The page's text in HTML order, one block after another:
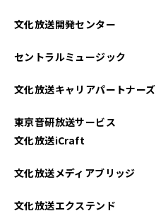
文化放送開発センター
セントラルミュージック
文化放送キャリアパートナーズ
東京音研放送サービス
文化放送iCraft
文化放送メディアブリッジ
文化放送エクステンド